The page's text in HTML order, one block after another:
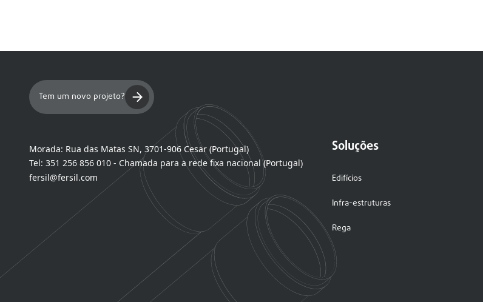
Tem um novo projeto?
Morada: Rua das Matas SN, 3701-906 Cesar (Portugal)
Tel: 351 256 856 010 - Chamada para a rede fixa nacional (Portugal)
fersil@fersil.com
Soluções
Edifícios
Infra-estruturas
Rega